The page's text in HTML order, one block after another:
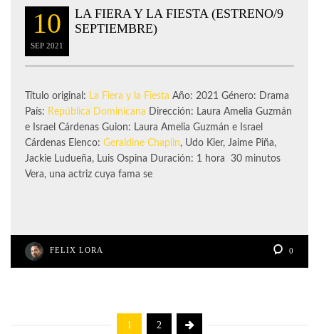
10
SEP 2021
LA FIERA Y LA FIESTA (ESTRENO/9
SEPTIEMBRE)
Título original: La Fiera y la Fiesta Año: 2021 Género: Drama
País: República Dominicana Dirección: Laura Amelia Guzmán
e Israel Cárdenas Guion: Laura Amelia Guzmán e Israel
Cárdenas Elenco: Geraldine Chaplin, Udo Kier, Jaime Piña,
Jackie Ludueña, Luis Ospina Duración: 1 hora 30 minutos
Vera, una actriz cuya fama se
FELIX LORA 0
1 2